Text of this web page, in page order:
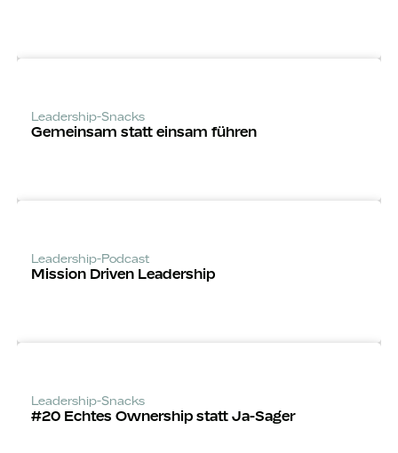
Leadership-Snacks
Gemeinsam statt einsam führen
Leadership-Podcast
Mission Driven Leadership
Leadership-Snacks
#20 Echtes Ownership statt Ja-Sager